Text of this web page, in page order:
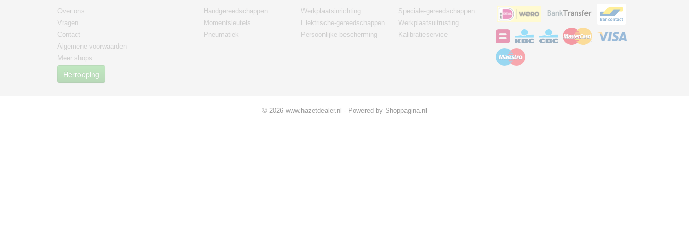
Over ons
Vragen
Contact
Algemene voorwaarden
Meer shops
Herroeping
Handgereedschappen
Momentsleutels
Pneumatiek
Werkplaatsinrichting
Elektrische-gereedschappen
Persoonlijke-bescherming
Speciale-gereedschappen
Werkplaatsuitrusting
Kalibratieservice
© 2026 www.hazetdealer.nl - Powered by Shoppagina.nl